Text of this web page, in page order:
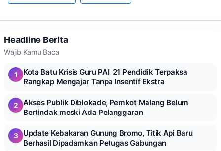
Headline Berita
Wajib Kamu Baca
1
Kota Batu Krisis Guru PAI, 21 Pendidik Terpaksa
Rangkap Mengajar Tanpa Insentif Ekstra
2
Akses Publik Diblokade, Pemkot Malang Belum
Bertindak meski Ada Pelanggaran
3
Update Kebakaran Gunung Bromo, Titik Api Baru
Berhasil Dipadamkan Petugas Gabungan